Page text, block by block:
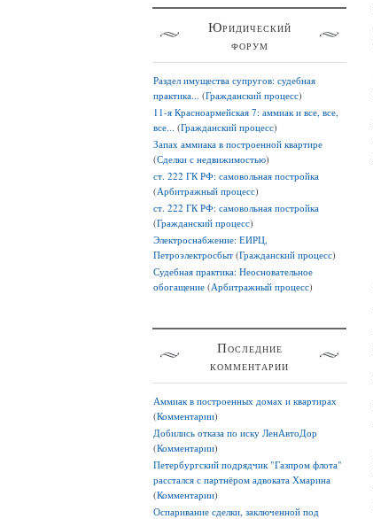
Юридический
форум
Раздел имущества супругов: судебная
практика... (Гражданский процесс)
11-я Красноармейская 7: аммиак и все, все,
все... (Гражданский процесс)
Запах аммиака в построенной квартире
(Сделки с недвижимостью)
ст. 222 ГК РФ: самовольная постройка
(Арбитражный процесс)
ст. 222 ГК РФ: самовольная постройка
(Гражданский процесс)
Электроснабжение: ЕИРЦ,
Петроэлектросбыт (Гражданский процесс)
Судебная практика: Неосновательное
обогащение (Арбитражный процесс)
Последние
комментарии
Аммиак в построенных домах и квартирах
(Комментарии)
Добились отказа по иску ЛенАвтоДор
(Комментарии)
Петербургский подрядчик "Газпром флота"
расстался с партнёром адвоката Хмарина
(Комментарии)
Оспаривание сделки, заключенной под